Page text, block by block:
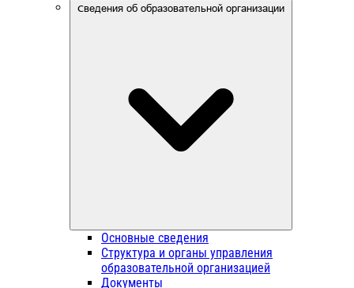
Сведения об образовательной организации
Основные сведения
Структура и органы управления
образовательной организацией
Документы